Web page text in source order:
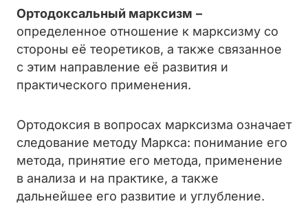
Ортодоксальный марксизм –
определенное отношение к марксизму со
стороны её теоретиков, а также связанное
с этим направление её развития и
практического применения.
Ортодоксия в вопросах марксизма означает
следование методу Маркса: понимание его
метода, принятие его метода, применение
в анализа и на практике, а также
дальнейшее его развитие и углубление.